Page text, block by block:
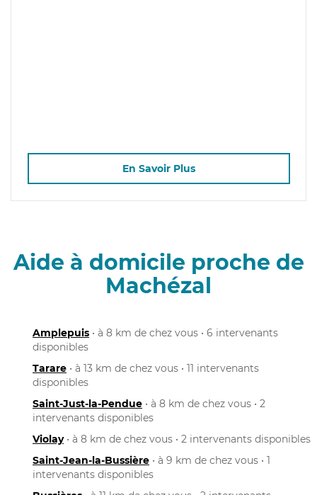
En Savoir Plus
Aide à domicile proche de
Machézal
Amplepuis • à 8 km de chez vous • 6 intervenants
disponibles
Tarare • à 13 km de chez vous • 11 intervenants
disponibles
Saint-Just-la-Pendue • à 8 km de chez vous • 2
intervenants disponibles
Violay• à 8 km de chez vous • 2 intervenants disponibles
Saint-Jean-la-Bussière • à 9 km de chez vous • 1
intervenants disponibles